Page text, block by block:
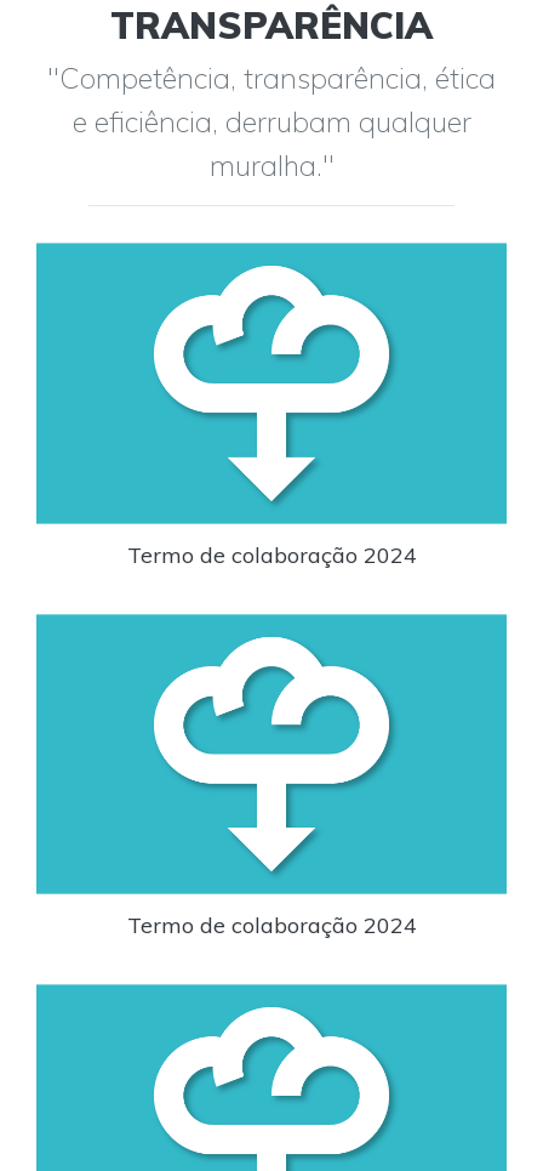
TRANSPARÊNCIA
"Competência, transparência, ética
e eficiência, derrubam qualquer
muralha."
Termo de colaboração 2024
Termo de colaboração 2024